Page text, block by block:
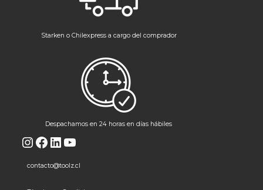
Starken o Chilexpress a cargo del comprador
Despachamos en 24 horas en días hábiles
Instagram
Facebook
LinkedIn
YouTube
contacto@toolz.cl